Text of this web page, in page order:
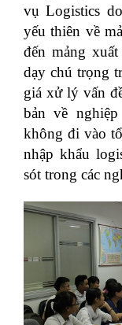
vụ Logistics
yếu thiên về
đến mảng
dạy chú trọng
giá xử lý vấn
bản về
không đi vào
nhập khẩu
sót trong các